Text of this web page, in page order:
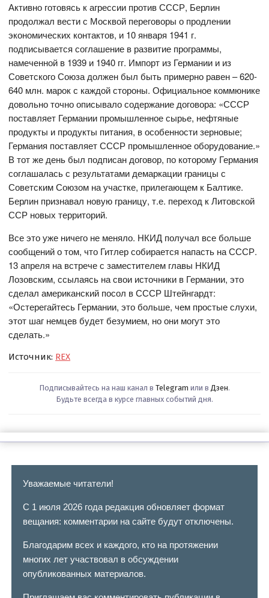
Активно готовясь к агрессии против СССР, Берлин
продолжал вести с Москвой переговоры о продлении
экономических контактов, и 10 января 1941 г.
подписывается соглашение в развитие программы,
намеченной в 1939 и 1940 гг. Импорт из Германии и из
Советского Союза должен был быть примерно равен – 620-
640 млн. марок с каждой стороны. Официальное коммюнике
довольно точно описывало содержание договора: «СССР
поставляет Германии промышленное сырье, нефтяные
продукты и продукты питания, в особенности зерновые;
Германия поставляет СССР промышленное оборудование.»
В тот же день был подписан договор, по которому Германия
соглашалась с результатами демаркации границы с
Советским Союзом на участке, прилегающем к Балтике.
Берлин признавал новую границу, т.е. переход к Литовской
ССР новых территорий.
Все это уже ничего не меняло. НКИД получал все больше
сообщений о том, что Гитлер собирается напасть на СССР.
13 апреля на встрече с заместителем главы НКИД
Лозовским, ссылаясь на свои источники в Германии, это
сделал американский посол в СССР Штейнгардт:
«Остерегайтесь Германии, это больше, чем простые слухи,
этот шаг немцев будет безумием, но они могут это
сделать.»
Источник: REX
Подписывайтесь на наш канал в Telegram или в Дзен.
Будьте всегда в курсе главных событий дня.
Уважаемые читатели!
С 1 июля 2026 года редакция обновляет формат
вещания: комментарии на сайте будут отключены.
Благодарим всех и каждого, кто на протяжении
многих лет участвовал в обсуждении
опубликованных материалов.